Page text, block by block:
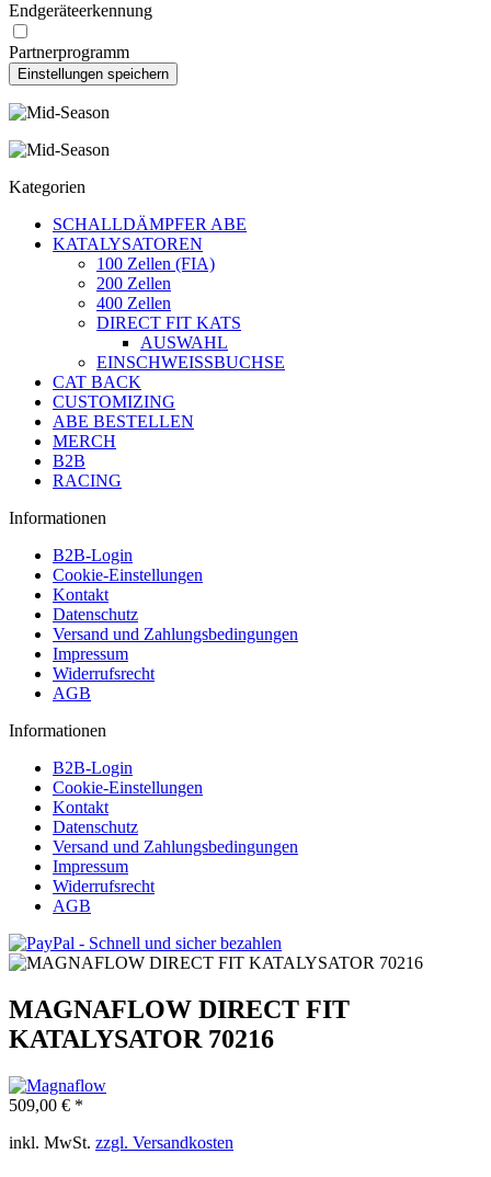
Endgeräteerkennung
Partnerprogramm
Kategorien
SCHALLDÄMPFER ABE
KATALYSATOREN
100 Zellen (FIA)
200 Zellen
400 Zellen
DIRECT FIT KATS
AUSWAHL
EINSCHWEISSBUCHSE
CAT BACK
CUSTOMIZING
ABE BESTELLEN
MERCH
B2B
RACING
Informationen
B2B-Login
Cookie-Einstellungen
Kontakt
Datenschutz
Versand und Zahlungsbedingungen
Impressum
Widerrufsrecht
AGB
Informationen
B2B-Login
Cookie-Einstellungen
Kontakt
Datenschutz
Versand und Zahlungsbedingungen
Impressum
Widerrufsrecht
AGB
MAGNAFLOW DIRECT FIT
KATALYSATOR 70216
509,00 € *
inkl. MwSt. zzgl. Versandkosten